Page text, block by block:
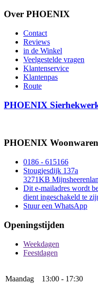
Over PHOENIX
Contact
Reviews
in de Winkel
Veelgestelde vragen
Klantenservice
Klantenpas
Route
PHOENIX
PHOENIX
0186 - 615166
Stougjesdijk 137a
3271KB
Dit e-mailadres wordt
dient ingeschakeld te
Stuur een WhatsApp
Openingstijden
Weekdagen
Feestdagen
Maandag 13:00 - 17:30